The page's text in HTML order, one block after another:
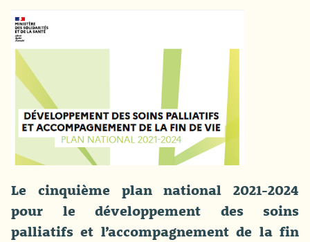
Le cinquième plan national 2021-2024
pour le développement des soins
palliatifs et l’accompagnement de la fin